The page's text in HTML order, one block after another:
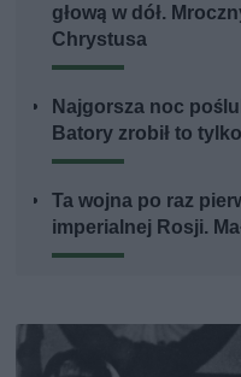
głową w dół.
Chrystusa
Najgorsza noc
Batory zrobił to
Ta wojna po raz
imperialnej Rosji.